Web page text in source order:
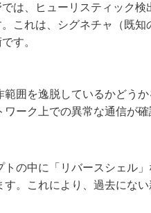
は、ヒューリスティック
これは、シグネチャ（既
す。
範囲を逸脱しているかどう
ーク上での異常な通信が
トの中に「リバースシェル
す。これにより、過去にな